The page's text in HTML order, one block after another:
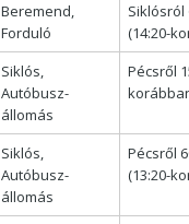
Beremend,
Forduló
Siklósról
(14:20-
Siklós,
Autóbusz-
állomás
Pécsről
Siklós,
Autóbusz-
állomás
Pécsről
(13:20-